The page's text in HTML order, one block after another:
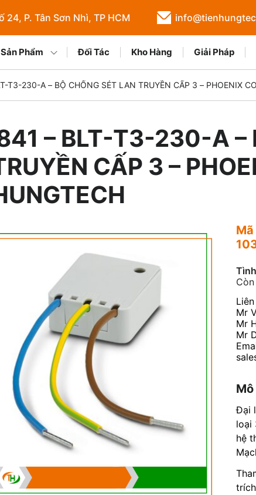
24, P. Tân Sơn Nhì, TP HCM
Sản Phẩm Đối Tác Kho Hàng Giải Pháp
T3-230-A – BỘ CHỐNG SÉT LAN TRUYỀN CẤP 3 – PHOENIX
– BLT-T3-230-A –
CẤP 3 –
Mr
Mr
Mr
Đại
loại
hệ